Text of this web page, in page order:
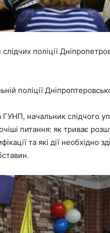
слідчих поліції
поліції
начальник слідчого
питання: як триває
та які дії необхідно